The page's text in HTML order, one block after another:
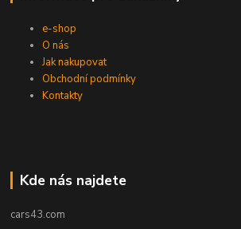
e-shop
O nás
Jak nakupovat
Obchodní podmínky
Kontakty
Kde nás najdete
cars43.com